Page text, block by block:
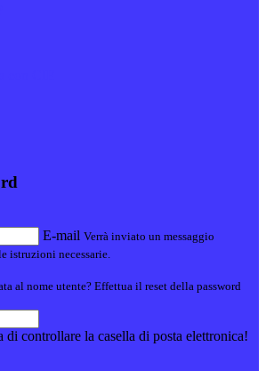
E-mail Verrà inviato un messaggio
istruzioni necessarie.
al nome utente? Effettua il reset della password
di controllare la casella di posta elettronica!